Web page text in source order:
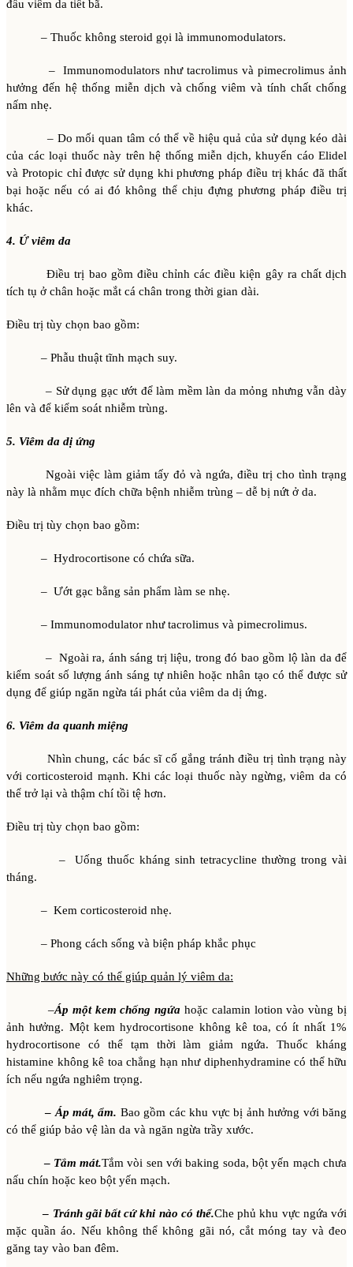
đầu viêm da tiết bã.
– Thuốc không steroid gọi là immunomodulators.
– Immunomodulators như tacrolimus và pimecrolimus ảnh
hưởng đến hệ thống miễn dịch và chống viêm và tính chất chống
nấm nhẹ.
– Do mối quan tâm có thể về hiệu quả của sử dụng kéo dài
của các loại thuốc này trên hệ thống miễn dịch, khuyến cáo Elidel
và Protopic chỉ được sử dụng khi phương pháp điều trị khác đã thất
bại hoặc nếu có ai đó không thể chịu đựng phương pháp điều trị
khác.
4. Ứ viêm da
Điều trị bao gồm điều chỉnh các điều kiện gây ra chất dịch
tích tụ ở chân hoặc mắt cá chân trong thời gian dài.
Điều trị tùy chọn bao gồm:
– Phẫu thuật tĩnh mạch suy.
– Sử dụng gạc ướt để làm mềm làn da mỏng nhưng vẫn dày
lên và để kiểm soát nhiễm trùng.
5. Viêm da dị ứng
Ngoài việc làm giảm tấy đỏ và ngứa, điều trị cho tình trạng
này là nhằm mục đích chữa bệnh nhiễm trùng – dễ bị nứt ở da.
Điều trị tùy chọn bao gồm:
– Hydrocortisone có chứa sữa.
– Ướt gạc bằng sản phẩm làm se nhẹ.
– Immunomodulator như tacrolimus và pimecrolimus.
– Ngoài ra, ánh sáng trị liệu, trong đó bao gồm lộ làn da để
kiểm soát số lượng ánh sáng tự nhiên hoặc nhân tạo có thể được sử
dụng để giúp ngăn ngừa tái phát của viêm da dị ứng.
6. Viêm da quanh miệng
Nhìn chung, các bác sĩ cố gắng tránh điều trị tình trạng này
với corticosteroid mạnh. Khi các loại thuốc này ngừng, viêm da có
thể trở lại và thậm chí tồi tệ hơn.
Điều trị tùy chọn bao gồm:
– Uống thuốc kháng sinh tetracycline thường trong vài
tháng.
– Kem corticosteroid nhẹ.
– Phong cách sống và biện pháp khắc phục
Những bước này có thể giúp quản lý viêm da:
–Áp một kem chống ngứa hoặc calamin lotion vào vùng bị
ảnh hưởng. Một kem hydrocortisone không kê toa, có ít nhất 1%
hydrocortisone có thể tạm thời làm giảm ngứa. Thuốc kháng
histamine không kê toa chẳng hạn như diphenhydramine có thể hữu
ích nếu ngứa nghiêm trọng.
– Áp mát, ẩm. Bao gồm các khu vực bị ảnh hưởng với băng
có thể giúp bảo vệ làn da và ngăn ngừa trầy xước.
– Tắm mát.Tắm vòi sen với baking soda, bột yến mạch chưa
nấu chín hoặc keo bột yến mạch.
– Tránh gãi bất cứ khi nào có thể.Che phủ khu vực ngứa với
mặc quần áo. Nếu không thể không gãi nó, cắt móng tay và đeo
găng tay vào ban đêm.